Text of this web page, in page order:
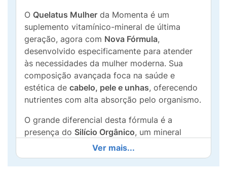
O Quelatus Mulher da Momenta é um
suplemento vitamínico-mineral de última
geração, agora com Nova Fórmula,
desenvolvido especificamente para atender
às necessidades da mulher moderna. Sua
composição avançada foca na saúde e
estética de cabelo, pele e unhas, oferecendo
nutrientes com alta absorção pelo organismo.
O grande diferencial desta fórmula é a
presença do Silício Orgânico, um mineral
fundamental para a sustentação e
elasticidade dos tecidos. Além disso, o
Quelatus Mulher conta com um alto teor de
Ver mais...